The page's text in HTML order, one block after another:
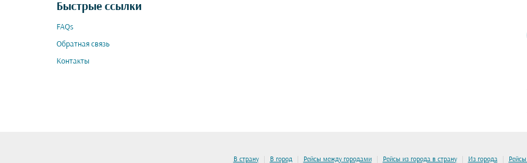
Быстрые ссылки
FAQs
Обратная связь
Контакты
В страну | В город | Рейсы между городами | Рейсы из города в страну | Из города |